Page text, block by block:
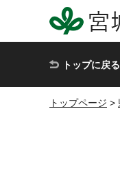
宮城県
トップに戻る
トップページ >